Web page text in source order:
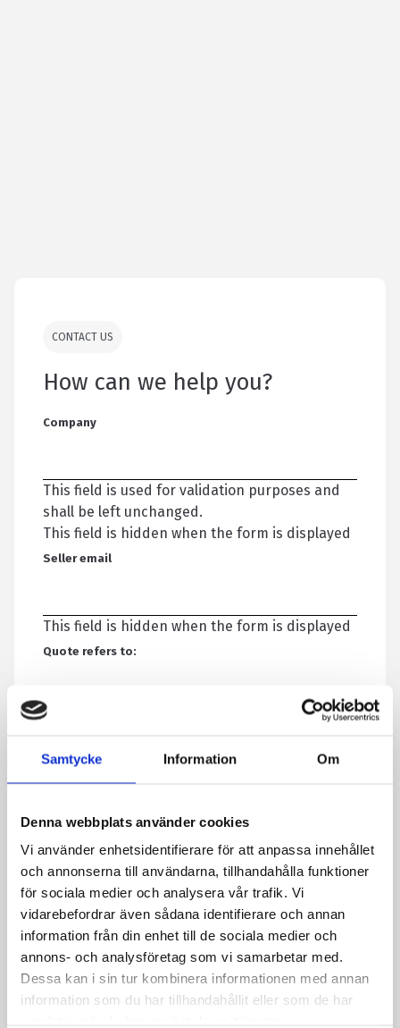
Samtycke Information Om
Denna webbplats använder cookies
Vi använder enhetsidentifierare för att anpassa innehållet
och annonserna till användarna, tillhandahålla funktioner
för sociala medier och analysera vår trafik. Vi
vidarebefordrar även sådana identifierare och annan
information från din enhet till de sociala medier och
annons- och analysföretag som vi samarbetar med.
Dessa kan i sin tur kombinera informationen med annan
information som du har tillhandahållit eller som de har
CONTACT US
How can we help you?
Company
This field is used for validation purposes and
shall be left unchanged.
This field is hidden when the form is displayed
Seller email
This field is hidden when the form is displayed
Quote refers to:
Your name
Message*